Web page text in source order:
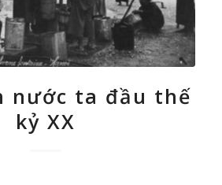
nước ta đầu thế
kỷ XX